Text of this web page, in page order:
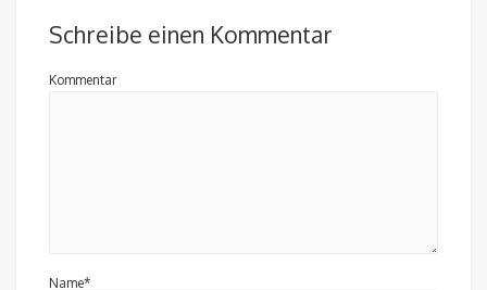
Schreibe einen Kommentar
Kommentar
Name*